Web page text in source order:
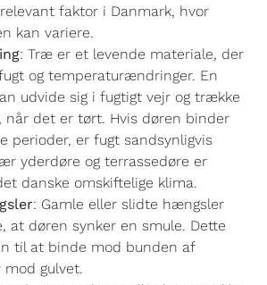
faktor i Danmark, hvor
kan variere.
: Træ er et levende materiale, der
og temperaturændringer. En
udvide sig i fugtigt vejr og trække
når det er tørt. Hvis døren binder
perioder, er fugt sandsynligvis
yderdøre og terrassedøre er
danske omskiftelige klima.
: Gamle eller slidte hængsler
at døren synker en smule. Dette
til at binde mod bunden af
gulvet.